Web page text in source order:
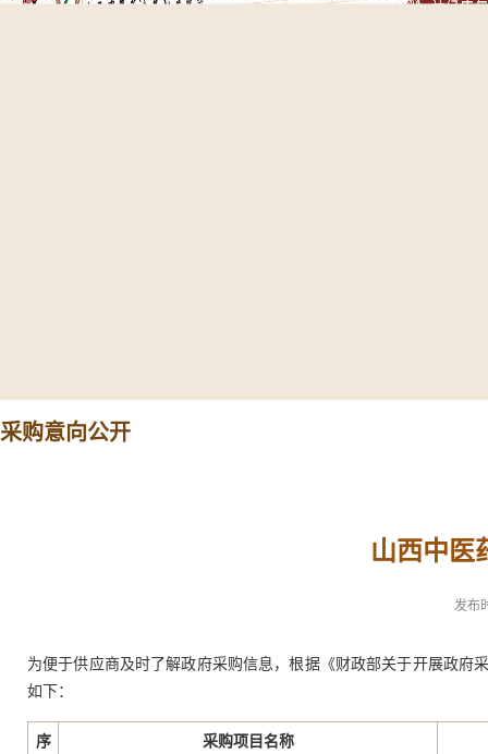
采购意向公开
山西中医
发布
为便于供应商及时了解政府采购信息，根据《财政部关于开展政
如下：
序
采购项目名称